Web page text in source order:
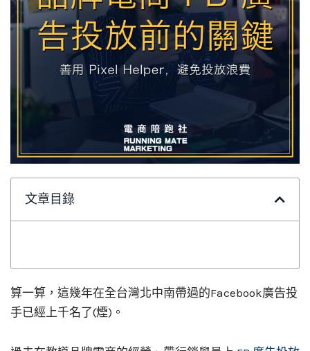
文章目錄
算一算，這幾年在全台灣北中南帶過的Facebook廣告投
手已經上千名了(煙)。